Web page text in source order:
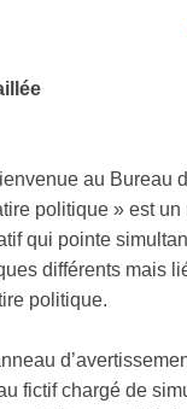
au Bureau
politique » est un
qui pointe
différents mais
politique.
fictif chargé de